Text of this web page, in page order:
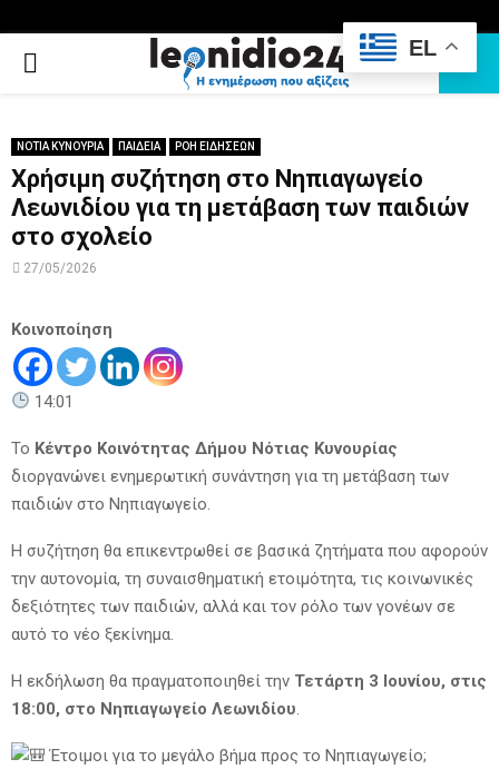
PRIMARY
ΝΟΤΙΑ ΚΥΝΟΥΡΙΑ ΠΑΙΔΕΙΑ ΡΟΗ ΕΙΔΗΣΕΩΝ
Χρήσιμη συζήτηση στο Νηπιαγωγείο
Λεωνιδίου για τη μετάβαση των παιδιών
στο σχολείο
27/05/2026
Κοινοποίηση
14:01
Το Κέντρο Κοινότητας Δήμου Νότιας Κυνουρίας
διοργανώνει ενημερωτική συνάντηση για τη μετάβαση των
παιδιών στο Νηπιαγωγείο.
Η συζήτηση θα επικεντρωθεί σε βασικά ζητήματα που αφορούν
την αυτονομία, τη συναισθηματική ετοιμότητα, τις κοινωνικές
δεξιότητες των παιδιών, αλλά και τον ρόλο των γονέων σε
αυτό το νέο ξεκίνημα.
Η εκδήλωση θα πραγματοποιηθεί την Τετάρτη 3 Ιουνίου, στις
18:00, στο Νηπιαγωγείο Λεωνιδίου
Έτοιμοι για το μεγάλο βήμα προς το Νηπιαγωγείο;
EL